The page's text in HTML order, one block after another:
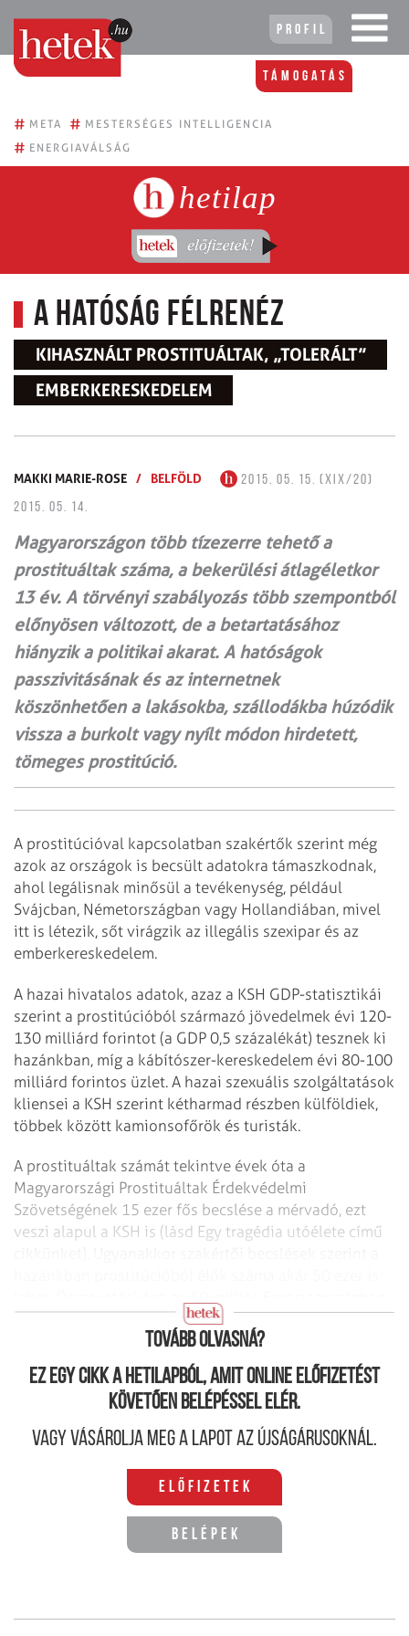
Profil
Támogatás
# META # MESTERSÉGES INTELLIGENCIA
# ENERGIAVÁLSÁG
hetilap
A hatóság félrenéz
KIHASZNÁLT PROSTITUÁLTAK, „TOLERÁLT”
EMBERKERESKEDELEM
MAKKI MARIE-ROSE / BELFÖLD
2015. 05. 15. (XIX/20)
2015. 05. 14.
Magyarországon több tízezerre tehető a
prostituáltak száma, a bekerülési átlagéletkor
13 év. A törvényi szabályozás több szempontból
előnyösen változott, de a betartatásához
hiányzik a politikai akarat. A hatóságok
passzivitásának és az internetnek
köszönhetően a lakásokba, szállodákba húzódik
vissza a burkolt vagy nyílt módon hirdetett,
tömeges prostitúció.
A prostitúcióval kapcsolatban szakértők szerint még
azok az országok is becsült adatokra támaszkodnak,
ahol legálisnak minősül a tevékenység, például
Svájcban, Németországban vagy Hollandiában, mivel
itt is létezik, sőt virágzik az illegális szexipar és az
emberkereskedelem.
A hazai hivatalos adatok, azaz a KSH GDP-statisztikái
szerint a prostitúcióból származó jövedelmek évi 120-
130 milliárd forintot (a GDP 0,5 százalékát) tesznek ki
hazánkban, míg a kábítószer-kereskedelem évi 80-100
milliárd forintos üzlet. A hazai szexuális szolgáltatások
kliensei a KSH szerint kétharmad részben külföldiek,
többek között kamionsofőrök és turisták.
A prostituáltak számát tekintve évek óta a
Magyarországi Prostituáltak Érdekvédelmi
Szövetségének 15 ezer fős becslése a mérvadó, ezt
veszi alapul a KSH is (lásd Egy tragédia utóélete című
20 ezerre teszik az ottani „szexmunkások” számát.
Tovább olvasná?
Ez egy cikk a hetilapból, amit online előfizetést
követően belépéssel elér.
Vagy vásárolja meg a lapot az újságárusoknál.
Előfizetek
Belépek